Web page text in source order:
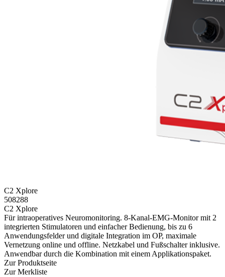
C2 Xplore
508288
C2 Xplore
Für intraoperatives Neuromonitoring. 8-Kanal-EMG-Monitor mit 2
integrierten Stimulatoren und einfacher Bedienung, bis zu 6
Anwendungsfelder und digitale Integration im OP, maximale
Vernetzung online und offline. Netzkabel und Fuß­schalter inklusive.
Anwendbar durch die Kombination mit einem Applikations­paket.
Zur Produktseite
Zur Merkliste